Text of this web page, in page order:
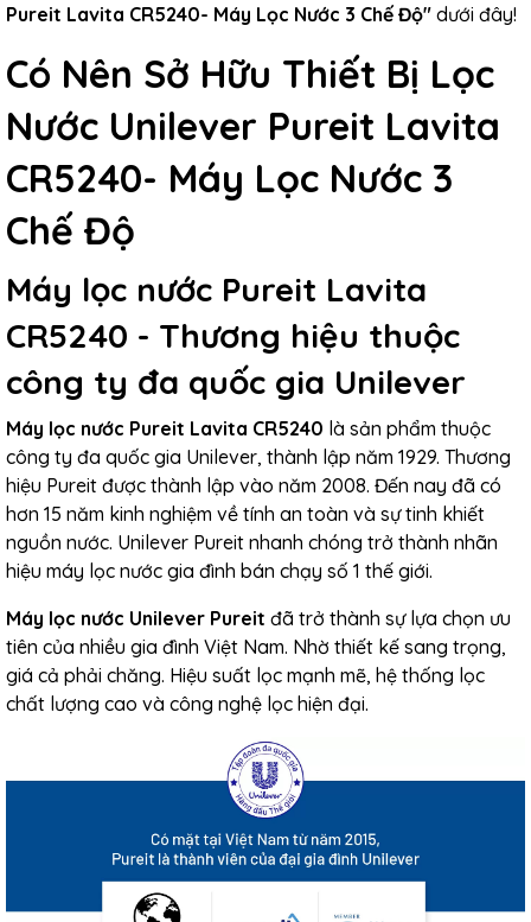
Pureit Lavita CR5240- Máy Lọc Nước 3 Chế Độ" dưới đây!
Có Nên Sở Hữu Thiết Bị Lọc
Nước Unilever Pureit Lavita
CR5240- Máy Lọc Nước 3
Chế Độ
Máy lọc nước Pureit Lavita
CR5240 - Thương hiệu thuộc
công ty đa quốc gia Unilever
Máy lọc nước Pureit Lavita CR5240 là sản phẩm thuộc
công ty đa quốc gia Unilever, thành lập năm 1929. Thương
hiệu Pureit được thành lập vào năm 2008. Đến nay đã có
hơn 15 năm kinh nghiệm về tính an toàn và sự tinh khiết
nguồn nước. Unilever Pureit nhanh chóng trở thành nhãn
hiệu máy lọc nước gia đình bán chạy số 1 thế giới.
Máy lọc nước Unilever Pureit đã trở thành sự lựa chọn ưu
tiên của nhiều gia đình Việt Nam. Nhờ thiết kế sang trọng,
giá cả phải chăng. Hiệu suất lọc mạnh mẽ, hệ thống lọc
chất lượng cao và công nghệ lọc hiện đại.